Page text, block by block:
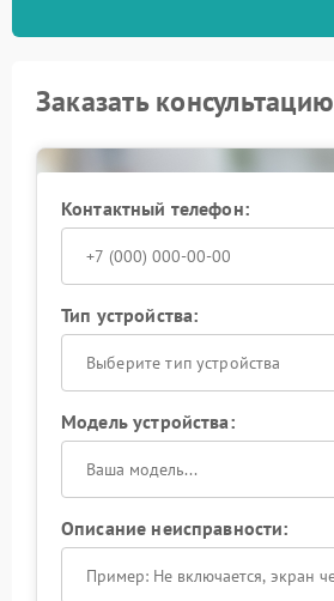
Заказать консультацию
Контактный телефон:
Тип устройства:
Выберите тип устройства
Модель устройства:
Описание неисправности: